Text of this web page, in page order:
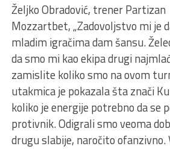
Željko Obradović, trener Partizan
Mozzartbet, „Zadovoljstvo mi je
mladim igračima dam šansu.
da smo mi kao ekipa drugi
zamislite koliko smo na ovom
utakmica je pokazala šta znači
koliko je energije potrebno da se
protivnik. Odigrali smo veoma
drugu slabije, naročito ofanzivno.